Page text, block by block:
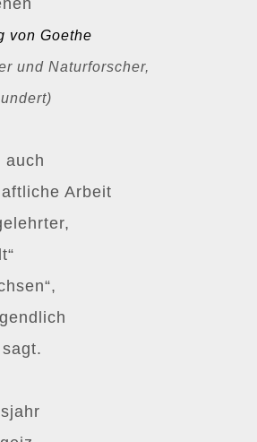
von Goethe
und Naturforscher,
auch
Arbeit